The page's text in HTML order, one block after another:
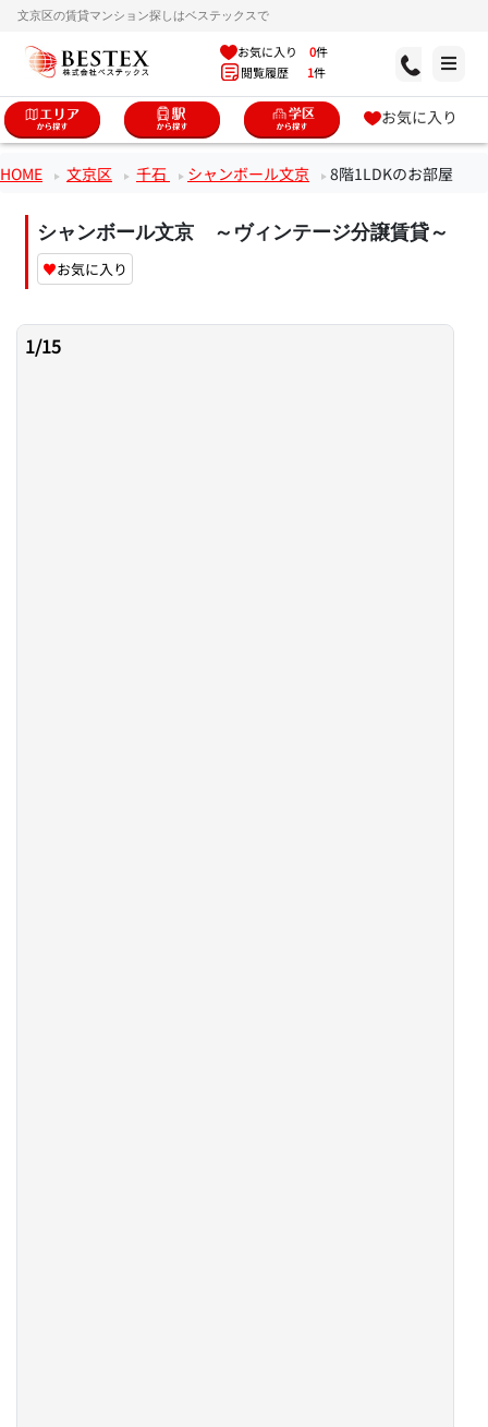
文京区の賃貸マンション探しはベステックスで
お気に入り 0件
閲覧履歴 1件
お気に入り
HOME 文京区 千石 シャンボール文京 8階1LDKのお部屋
シャンボール文京 ～ヴィンテージ分譲賃貸～
♥お気に入り
1/15